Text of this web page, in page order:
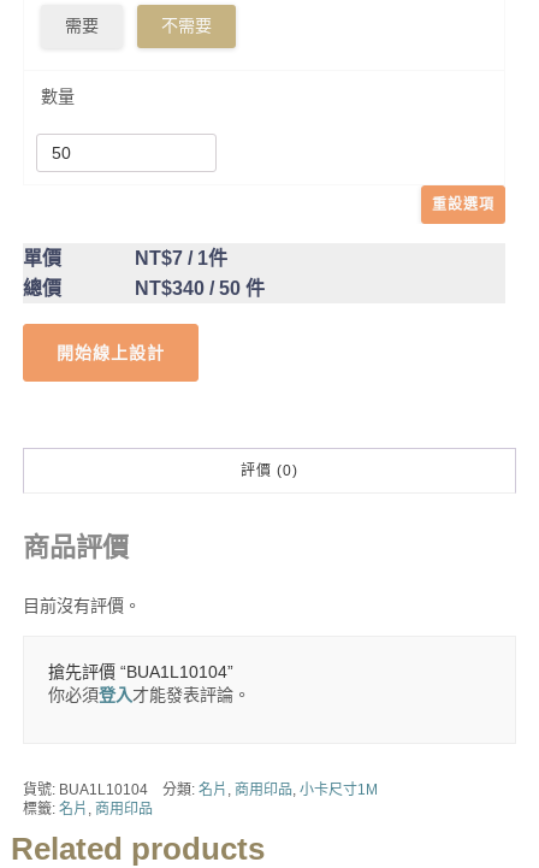
需要 不需要
數量
重設選項
單價 NT$7/ 1件
總價
NT$340/ 50 件
開始線上設計
評價 (0)
商品評價
目前沒有評價。
搶先評價 “BUA1L10104”
你必須登入才能發表評論。
貨號: BUA1L10104 分類: 名片 商用印品 小卡尺寸1M
標籤: 名片 商用印品
Related products